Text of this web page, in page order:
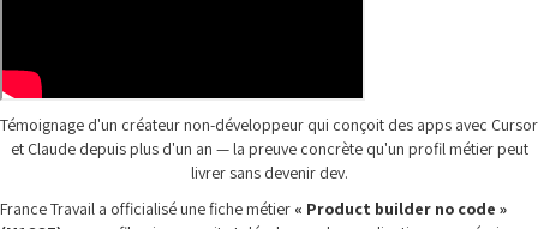
Témoignage d'un créateur non-développeur qui conçoit des apps avec Cursor
et Claude depuis plus d'un an — la preuve concrète qu'un profil métier peut
livrer sans devenir dev.
France Travail a officialisé une fiche métier « Product builder no code »